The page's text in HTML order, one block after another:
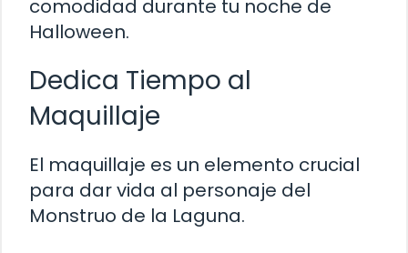
comodidad durante tu noche de
Halloween.
Dedica Tiempo al
Maquillaje
El maquillaje es un elemento crucial
para dar vida al personaje del
Monstruo de la Laguna.